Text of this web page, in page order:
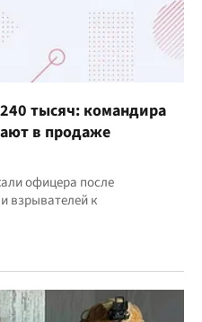
тысяч: командира
в продаже
офицера после
взрывателей к